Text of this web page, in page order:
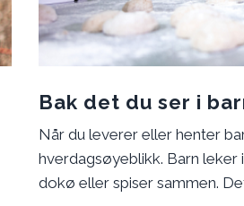
Bak det du ser i
Når du leverer eller henter
hverdagsøyeblikk. Barn leker
dokø eller spiser sammen.